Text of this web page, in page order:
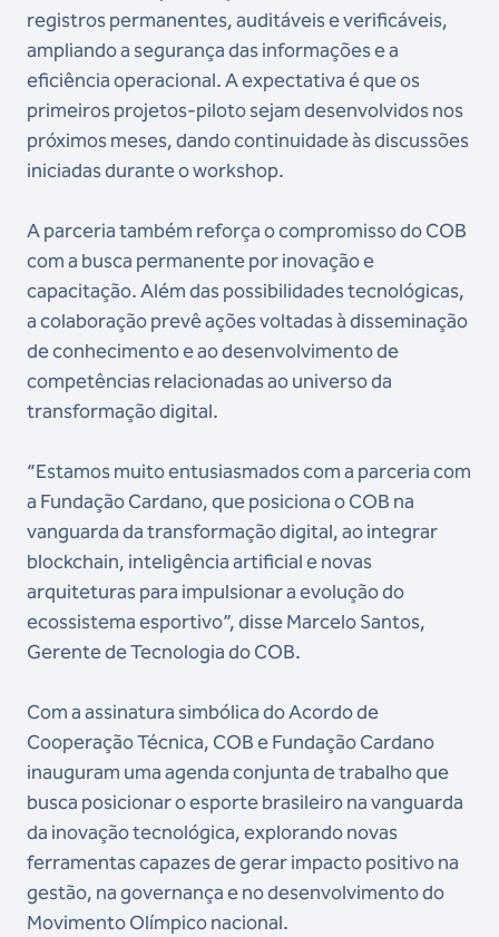
registros permanentes, auditáveis e verificáveis,
ampliando a segurança das informações e a
eficiência operacional. A expectativa é que os
primeiros projetos-piloto sejam desenvolvidos nos
próximos meses, dando continuidade às discussões
iniciadas durante o workshop.
A parceria também reforça o compromisso do COB
com a busca permanente por inovação e
capacitação. Além das possibilidades tecnológicas,
a colaboração prevê ações voltadas à disseminação
de conhecimento e ao desenvolvimento de
competências relacionadas ao universo da
transformação digital.
“Estamos muito entusiasmados com a parceria com
a Fundação Cardano, que posiciona o COB na
vanguarda da transformação digital, ao integrar
blockchain, inteligência artificial e novas
arquiteturas para impulsionar a evolução do
ecossistema esportivo”, disse Marcelo Santos,
Gerente de Tecnologia do COB.
Com a assinatura simbólica do Acordo de
Cooperação Técnica, COB e Fundação Cardano
inauguram uma agenda conjunta de trabalho que
busca posicionar o esporte brasileiro na vanguarda
da inovação tecnológica, explorando novas
ferramentas capazes de gerar impacto positivo na
gestão, na governança e no desenvolvimento do
Movimento Olímpico nacional.